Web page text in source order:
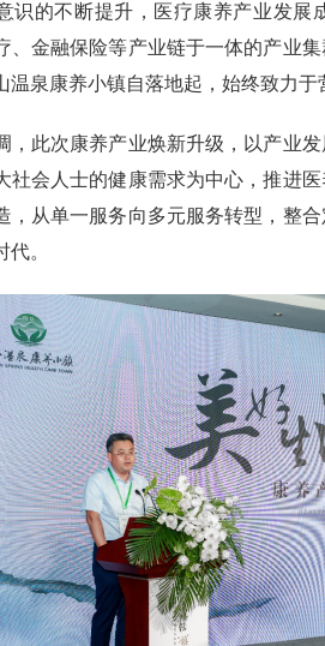
识的不断提升，医疗康养产业发展
、金融保险等产业链于一体的产业
温泉康养小镇自落地起，始终致力于
，此次康养产业焕新升级，以产业
社会人士的健康需求为中心 ，推进
，从单一服务向多元服务转型，整
。